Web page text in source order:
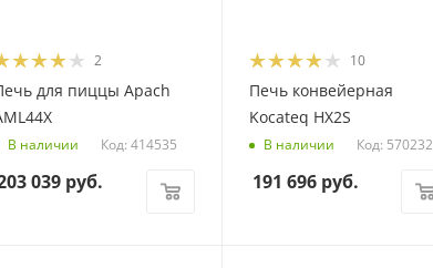
2
для пиццы Apach
В наличии Код: 414535
039руб.
10
Печь конвейерная
Kocateq HX2S
В наличии Код: 570232
191 696руб.